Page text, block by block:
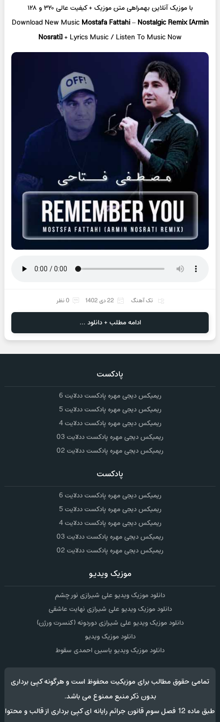
با موزیک آنلاینبهمراهی متن موزیک + کیفیت عالی ۳۲۰ و ۱۲۸
Download New Music Mostafa Fattahi–Nostalgic Remix [Armin
Nosrati]+ Lyrics Music / Listen To Music Now
تک آهنگ 22 دی 1402 0 نظر
ادامه مطلب + دانلود ...
پادکست
ریمیکس دیجی مهره پادکست ددلایت 6
ریمیکس دیجی مهره پادکست ددلایت 5
ریمیکس دیجی مهره پادکست ددلایت 4
ریمیکس دیجی مهره پادکست ددلایت 03
ریمیکس دیجی مهره پادکست ددلایت 02
پادکست
ریمیکس دیجی مهره پادکست ددلایت 6
ریمیکس دیجی مهره پادکست ددلایت 5
ریمیکس دیجی مهره پادکست ددلایت 4
ریمیکس دیجی مهره پادکست ددلایت 03
ریمیکس دیجی مهره پادکست ددلایت 02
موزیک ویدیو
دانلود موزیک ویدیو علی شیرازی نور چشم
دانلود موزیک ویدیو علی شیرازی نهایت عاشقی
دانلود موزیک ویدیو علی شیرازی دوردونه (کنسرت ورژن)
دانلود موزیک ویدیو
دانلود موزیک ویدیو یاسین احمدی سقوط
تمامی حقوق مطالب برای موزیکیت محفوظ است و هرگونه کپی برداری
بدون ذکر منبع ممنوع می باشد.
طبق ماده 12 فصل سوم قانون جرائم رایانه ای کپی برداری از قالب و محتوا